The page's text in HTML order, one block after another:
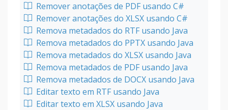
Remover anotações de PDF usando C#
Remover anotações do XLSX usando C#
Remova metadados do RTF usando Java
Remova metadados do PPTX usando Java
Remova metadados do XLSX usando Java
Remova metadados de PDF usando Java
Remova metadados de DOCX usando Java
Editar texto em RTF usando Java
Editar texto em XLSX usando Java